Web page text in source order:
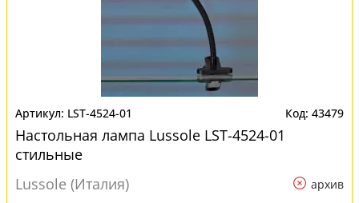
LST-4524-01 43479
Настольная лампа Lussole LST-4524-01
стильные
Lussole (Италия)
архив